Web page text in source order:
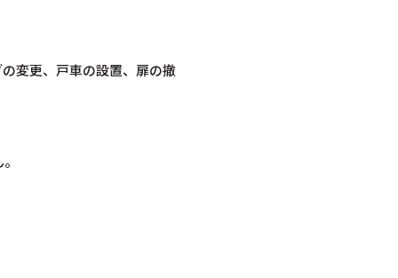
変更、戸車の設置、扉の撤